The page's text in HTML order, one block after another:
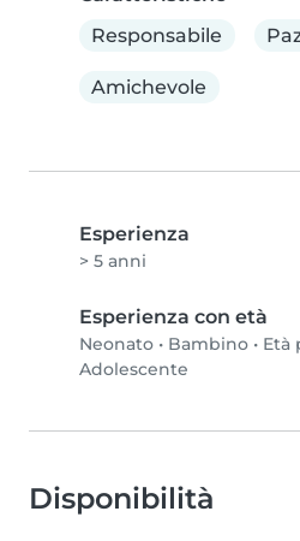
Responsabile
Amichevole
Esperienza
> 5 anni
Esperienza con età
Neonato • Bambino • Età
Adolescente
Disponibilità